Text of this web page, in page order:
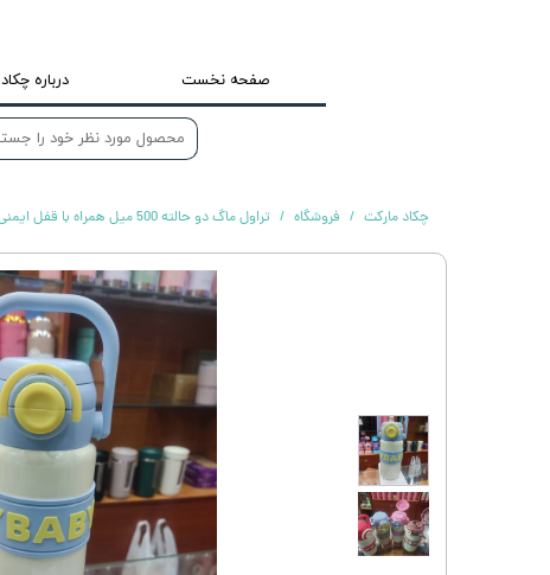
صفحه نخست درباره چکاد
چکاد مارکت فروشگاه تراول ماگ دو حالته 500 میل همراه با قفل ایمنی دور سیلیکونی hollybaby